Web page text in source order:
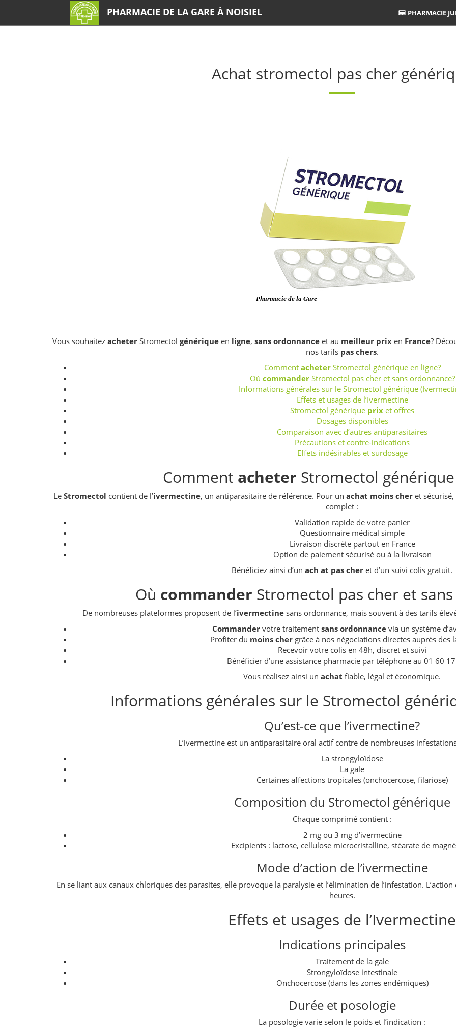
PHARMACIE DE LA GARE À NOISIEL PHARMACIE
Achat stromectol pas cher
Vous souhaitez acheterStromectol génériqueen ligne, sans ordonnanceet au meilleur prixen France?
nos tarifs pas chers.
Comment acheterStromectol générique en ligne?
Où commanderStromectol pas cher et sans ordonnance?
Informations générales sur le Stromectol générique
Effets et usages de l’Ivermectine
Stromectol générique prix et offres
Dosages disponibles
Comparaison avec d’autres antiparasitaires
Précautions et contre-indications
Effets indésirables et surdosage
Comment acheter Stromectol
Le Stromectol contient de l’ivermectine, un antiparasitaire de référence. Pour un achat moins cheret sécurisé,
complet :
Validation rapide de votre panier
Questionnaire médical simple
Livraison discrète partout en France
Option de paiement sécurisé ou à la livraison
Bénéficiez ainsi d’un ach at pas cher et d’un suivi colis gratuit.
Où commander Stromectol pas cher et
De nombreuses plateformes proposent de l’ivermectinesans ordonnance, mais souvent à des tarifs
Commander votre traitement sans ordonnance via un système
Profiter du moins chergrâce à nos négociations directes auprès des
Recevoir votre colis en 48h, discret et suivi
Bénéficier d’une assistance pharmacie par téléphone au 01 60
Vous réalisez ainsi un achat fiable, légal et économique.
Informations générales sur le Stromectol
Qu’est-ce que l’ivermectine?
L’ivermectine est un antiparasitaire oral actif contre de nombreuses
La strongyloïdose
La gale
Certaines affections tropicales (onchocercose, filariose)
Composition du Stromectol générique
Chaque comprimé contient :
2 mg ou 3 mg d’ivermectine
Excipients : lactose, cellulose microcristalline, stéarate de
Mode d’action de l’ivermectine
En se liant aux canaux chloriques des parasites, elle provoque la paralysie et l’élimination de l’infestation.
heures.
Effets et usages de l’Ivermectine
Indications principales
Traitement de la gale
Strongyloïdose intestinale
Onchocercose (dans les zones endémiques)
Durée et posologie
La posologie varie selon le poids et l’indication :